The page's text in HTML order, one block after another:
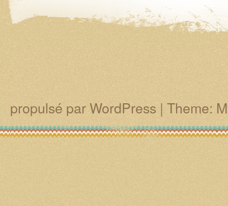
propulsé par WordPress| Theme: